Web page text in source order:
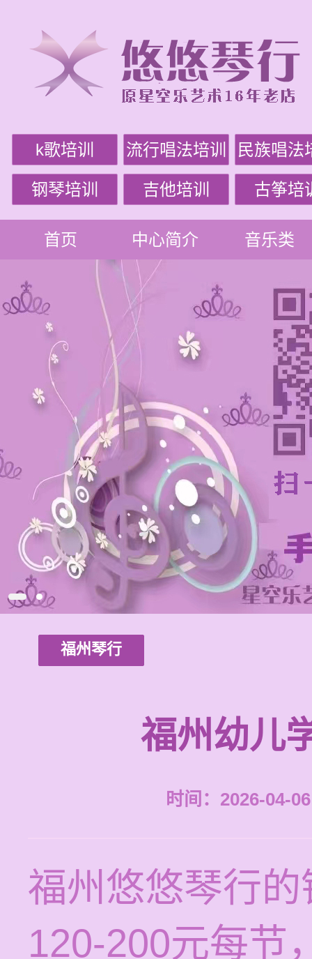
k歌培训 流行唱法培训 民族唱法
钢琴培训 吉他培训 古筝培
首页 中心简介 音乐类
福州琴行
福州幼儿
时间：2026-04-
福州悠悠琴行
120-200元每节